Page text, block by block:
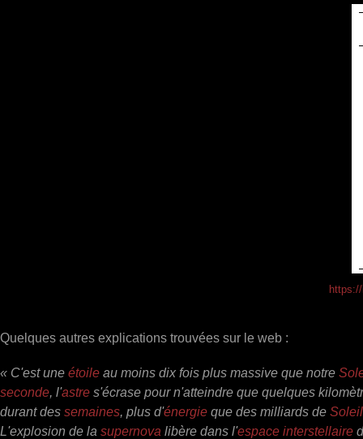
Quelques autres explications trouvées sur le web :
« C'est une étoile au moins dix fois plus massive que notre
seconde, l'astre s'écrase pour n'atteindre que quelques
durant des semaines, plus d'énergie que des milliards de Soleil
L'explosion de la supernova libère dans l'espace interstellaire